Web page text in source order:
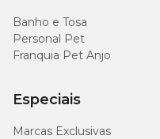
Banho e Tosa
Personal Pet
Franquia Pet Anjo
Especiais
Marcas Exclusivas